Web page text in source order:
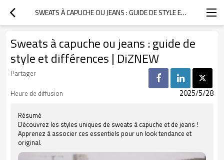
SWEATS À CAPUCHE OU JEANS : GUIDE DE STYLE ET DIFFÉRENCES | DIZNEW
Sweats à capuche ou jeans : guide de
style et différences | DiZNEW
Partager
Heure de diffusion
2025/5/28
Résumé
Découvrez les styles uniques de sweats à capuche et de jeans !
Apprenez à associer ces essentiels pour un look tendance et
original.